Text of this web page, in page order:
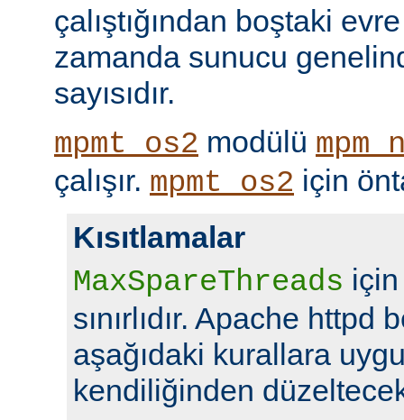
çalıştığından boştaki evre
zamanda sunucu
sayısıdır.
mpmt_os2 modülü
çalışır. mpmt_os2 için
Kısıtlamalar
MaxSpareThreads için
sınırlıdır. Apache httpd
aşağıdaki kurallara
kendiliğinden